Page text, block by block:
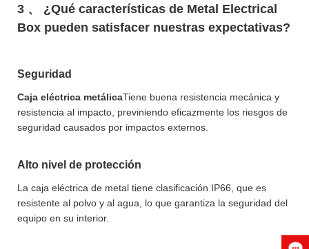
3 、 ¿Qué características de Metal Electrical
Box pueden satisfacer nuestras expectativas?
Seguridad
Caja eléctrica metálicaTiene buena resistencia mecánica y
resistencia al impacto, previniendo eficazmente los riesgos de
seguridad causados ​​por impactos externos.
Alto nivel de protección
La caja eléctrica de metal tiene clasificación IP66, que es
resistente al polvo y al agua, lo que garantiza la seguridad del
equipo en su interior.